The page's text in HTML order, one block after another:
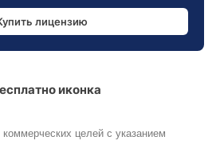
лицензию
иконка
целей с указанием